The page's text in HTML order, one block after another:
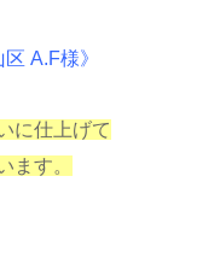
A.F様》
に仕上げて
ます。